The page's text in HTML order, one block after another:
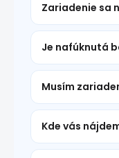
Zariadenie sa
Je nafúknutá
Musím
Kde vás